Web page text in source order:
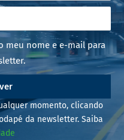
meu nome e e-mail para
momento, clicando
da newsletter. Saiba